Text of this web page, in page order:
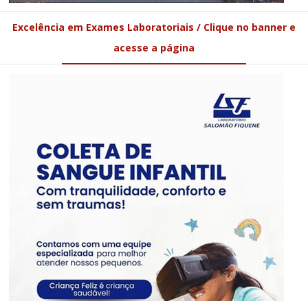
Excelência em Exames Laboratoriais / Clique no banner e
acesse a página